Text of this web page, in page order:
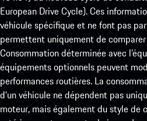
European Drive Cycle). Ces
véhicule spécifique et ne font pas
permettent uniquement de
Consommation déterminée avec
équipements optionnels peuvent
performances routières. La
d’un véhicule ne dépendent pas
moteur, mais également du style de